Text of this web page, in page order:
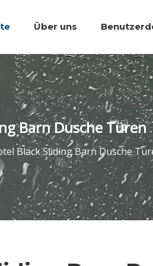
Über uns
Barn Dusche Türen
Black Sliding Barn Dusche